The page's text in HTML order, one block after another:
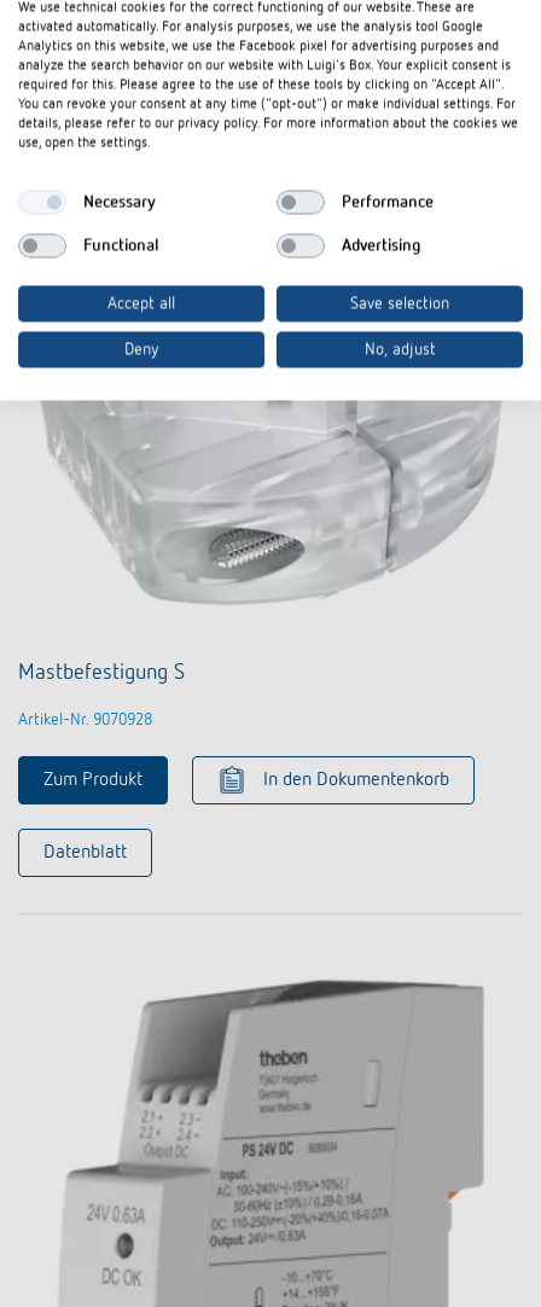
In den Dokumentenkorb
Mastbefestigung S
Artikel-Nr. 9070928
Zum Produkt In den Dokumentenkorb
Datenblatt
We use technical cookies for the correct functioning of our website. These are
activated automatically. For analysis purposes, we use the analysis tool Google
Analytics on this website, we use the Facebook pixel for advertising purposes and
analyze the search behavior on our website with Luigi's Box. Your explicit consent is
required for this. Please agree to the use of these tools by clicking on "Accept All".
You can revoke your consent at any time ("opt-out") or make individual settings. For
details, please refer to our privacy policy. For more information about the cookies we
use, open the settings.
Necessary Performance
Functional Advertising
Accept all Save selection
Deny No, adjust